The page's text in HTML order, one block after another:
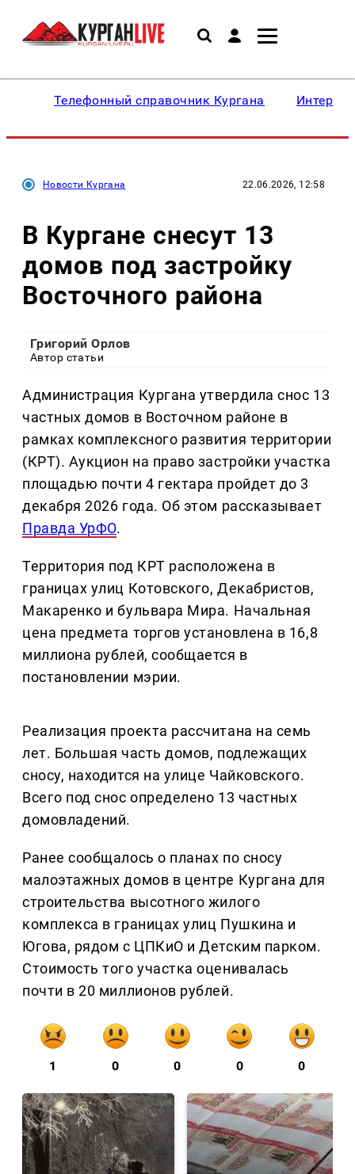
Телефонный справочник Кургана
Новости Кургана 22.06.2026, 12:58
В Кургане снесут 13
домов под застройку
Восточного района
Григорий Орлов
Автор статьи
Администрация Кургана утвердила снос 13
частных домов в Восточном районе в
рамках комплексного развития территории
(КРТ). Аукцион на право застройки участка
площадью почти 4 гектара пройдет до 3
декабря 2026 года. Об этом рассказывает
Правда УрФО.
Территория под КРТ расположена в
границах улиц Котовского, Декабристов,
Макаренко и бульвара Мира. Начальная
цена предмета торгов установлена в 16,8
миллиона рублей, сообщается в
постановлении мэрии.
Реализация проекта рассчитана на семь
лет. Большая часть домов, подлежащих
сносу, находится на улице Чайковского.
Всего под снос определено 13 частных
домовладений.
Ранее сообщалось о планах по сносу
малоэтажных домов в центре Кургана для
строительства высотного жилого
комплекса в границах улиц Пушкина и
Югова, рядом с ЦПКиО и Детским парком.
Стоимость того участка оценивалась
почти в 20 миллионов рублей.
1 0 0 0 0